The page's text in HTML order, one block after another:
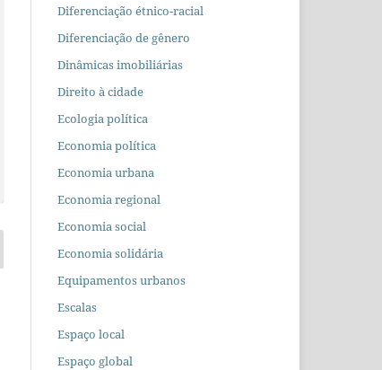
Diferenciação étnico-racial
Diferenciação de gênero
Dinâmicas imobiliárias
Direito à cidade
Ecologia política
Economia política
Economia urbana
Economia regional
Economia social
Economia solidária
Equipamentos urbanos
Escalas
Espaço local
Espaço global